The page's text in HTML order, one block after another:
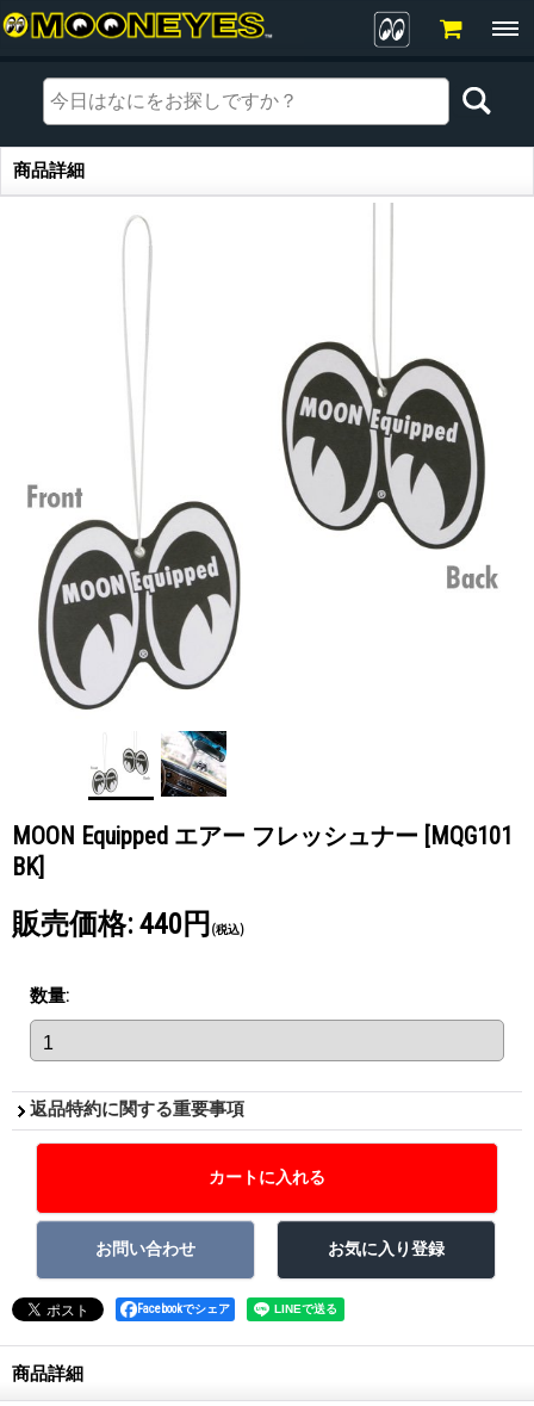
商品詳細
商品詳細
MOON Equipped エアー フレッシュナー [MQG101
BK]
販売価格: 440円 (税込)
数量:
返品特約に関する重要事項
Facebookでシェア
商品詳細